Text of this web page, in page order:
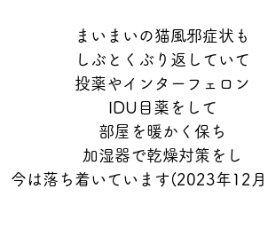
まいまいの猫風邪症状も
しぶとくぶり返していて
投薬やインターフェロン
IDU目薬をして
部屋を暖かく保ち
加湿器で乾燥対策をし
今は落ち着いています(2023年12月